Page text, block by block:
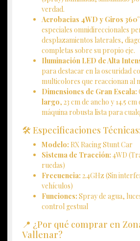
verdad.
Acrobacias 4WD y Giros
especiales omnidireccionales
desplazamientos laterales,
completas sobre su propio eje.
Iluminación LED de Alta
para destacar en la oscuridad
multicolores que reaccionan al
Dimensiones de Gran Escala:
largo, 23 cm de ancho y 14.5
máquina robusta lista para
🛠️ Especificaciones Técnicas:
Modelo: RX Racing Stunt Car
Sistema de Tracción: 4WD
ruedas)
Frecuencia: 2.4GHz (Sin
vehículos)
Funciones: Spray de agua,
control gestual
📍 ¿Por qué comprar en
Vallenar?